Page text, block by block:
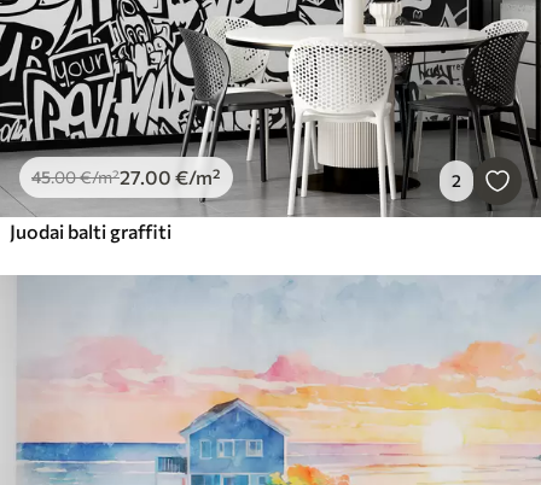
45.00€/m²27.00 €/m² 2
Juodai balti graffiti